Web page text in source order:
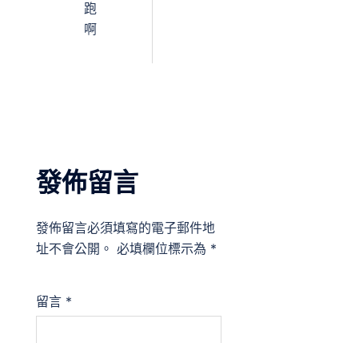
跑
啊
發佈留言
發佈留言必須填寫的電子郵件地
址不會公開。 必填欄位標示為 *
留言 *